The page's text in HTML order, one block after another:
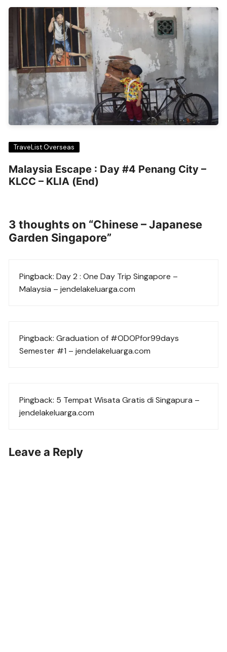
TraveList Overseas
Malaysia Escape : Day #4 Penang City –
KLCC – KLIA (End)
3 thoughts on “Chinese – Japanese
Garden Singapore”
Pingback:Day 2 : One Day Trip Singapore –
Malaysia – jendelakeluarga.com
Pingback:Graduation of #ODOPfor99days
Semester #1 – jendelakeluarga.com
Pingback: 5 Tempat Wisata Gratis di Singapura –
jendelakeluarga.com
Leave a Reply